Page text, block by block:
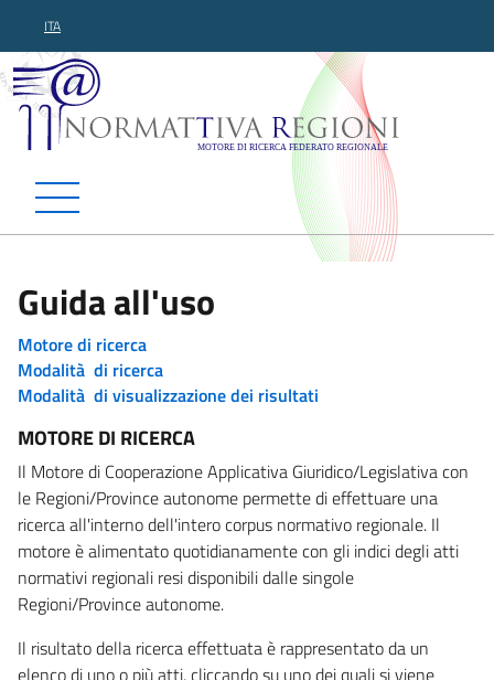
ITA
Normattiva Regioni -
Guida all'uso
Motore di ricerca
Modalità di ricerca
Modalità di visualizzazione dei risultati
MOTORE DI RICERCA
Il Motore di Cooperazione Applicativa Giuridico/Legislativa con
le Regioni/Province autonome permette di effettuare una
ricerca all'interno dell'intero corpus normativo regionale. Il
motore è alimentato quotidianamente con gli indici degli atti
normativi regionali resi disponibili dalle singole
Regioni/Province autonome.
Il risultato della ricerca effettuata è rappresentato da un
elenco di uno o più atti, cliccando su uno dei quali si viene